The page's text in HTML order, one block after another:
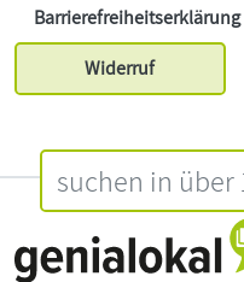
Barrierefreiheitserklärung
Widerruf